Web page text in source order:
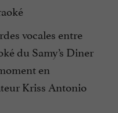
vocales entre
du Samy’s Diner
en
Kriss Antonio